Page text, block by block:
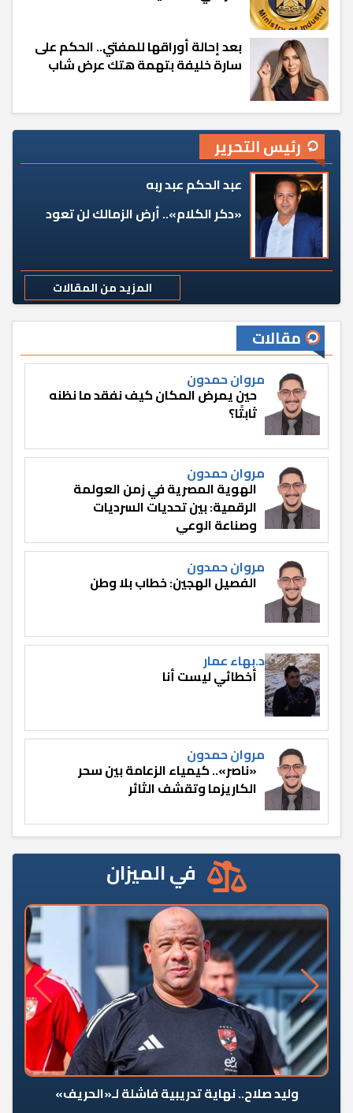
بعد إحالة أوراقها للمفتي.. الحكم على
سارة خليفة بتهمة هتك عرض شاب
رئيس التحرير
عبد الحكم عبد ربه
«دكر الكلام».. أرض الزمالك لن تعود
المزيد من المقالات
مقالات
مروان حمدون
حين يمرض المكان كيف نفقد ما نظنه
ثابتًا؟
مروان حمدون
الهوية المصرية في زمن العولمة
الرقمية: بين تحديات السرديات
وصناعة الوعي
مروان حمدون
الفصيل الهجين: خطاب بلا وطن
د.بهاء عمار
أخطائي ليست أنا
مروان حمدون
«ناصر».. كيمياء الزعامة بين سحر
الكاريزما وتقشف الثائر
في الميزان
وليد صلاح.. نهاية تدريبية فاشلة لـ«الحريف»